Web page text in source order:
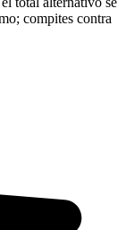
compites contra